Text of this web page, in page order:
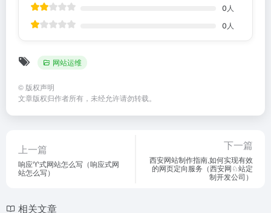
0 人
0 人
网站运维
© 版权声明
文章版权归作者所有，未经允许请勿转载。
上一篇
响应♈式网站怎么写（响应式网
站怎么写）
下一篇
西安网站制作指南,如何实现有效
的网页定向服务（西安网♘站定
制开发公司）
相关文章